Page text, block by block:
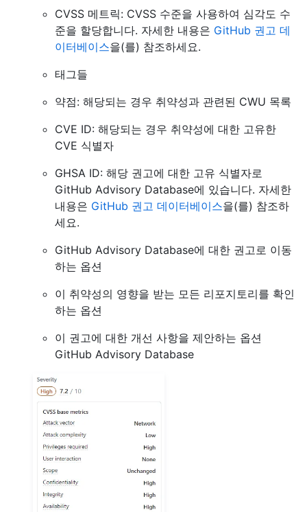
CVSS 메트릭: CVSS 수준을 사용하여 심각도 수
준을 할당합니다. 자세한 내용은 GitHub 권고 데
이터베이스을(를) 참조하세요.
태그들
약점: 해당되는 경우 취약성과 관련된 CWU 목록
CVE ID: 해당되는 경우 취약성에 대한 고유한
CVE 식별자
GHSA ID: 해당 권고에 대한 고유 식별자로
GitHub Advisory Database에 있습니다. 자세한
내용은 GitHub 권고 데이터베이스을(를) 참조하
세요.
GitHub Advisory Database에 대한 권고로 이동
하는 옵션
이 취약성의 영향을 받는 모든 리포지토리를 확인
하는 옵션
이 권고에 대한 개선 사항을 제안하는 옵션
GitHub Advisory Database